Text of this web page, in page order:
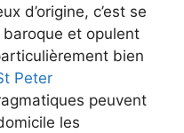
d’origine, c’est se
et opulent
bien
Peter
peuvent
les